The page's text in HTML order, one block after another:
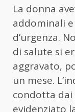
La donna
addominali
d’urgenza.
di salute si
aggravato,
un mese.
condotta dai
evidenziato